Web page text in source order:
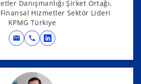
a
n
e
w
t
a
Danışmanlığı Şirket Ortağı,
Finansal Hizmetler Sektör Lideri
KPMG Türkiye
mail call
o
e
n